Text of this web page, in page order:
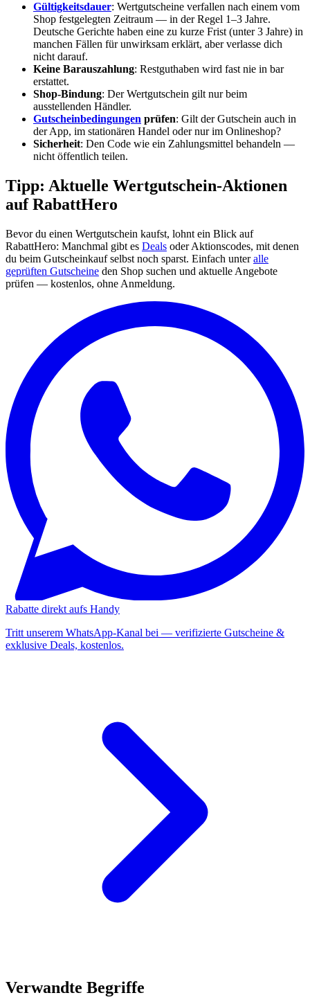
Gültigkeitsdauer: Wertgutscheine verfallen nach einem vom
Shop festgelegten Zeitraum — in der Regel 1–3 Jahre.
Deutsche Gerichte haben eine zu kurze Frist (unter 3 Jahre) in
manchen Fällen für unwirksam erklärt, aber verlasse dich
nicht darauf.
Keine Barauszahlung: Restguthaben wird fast nie in bar
erstattet.
Shop-Bindung: Der Wertgutschein gilt nur beim
ausstellenden Händler.
Gutscheinbedingungen prüfen: Gilt der Gutschein auch in
der App, im stationären Handel oder nur im Onlineshop?
Sicherheit: Den Code wie ein Zahlungsmittel behandeln —
nicht öffentlich teilen.
Tipp: Aktuelle Wertgutschein-Aktionen
auf RabattHero
Bevor du einen Wertgutschein kaufst, lohnt ein Blick auf
RabattHero: Manchmal gibt es Deals oder Aktionscodes, mit denen
du beim Gutscheinkauf selbst noch sparst. Einfach unteralle
geprüften Gutscheine den Shop suchen und aktuelle Angebote
prüfen — kostenlos, ohne Anmeldung.
Rabatte direkt aufs Handy
Tritt unserem WhatsApp-Kanal bei — verifizierte Gutscheine &
exklusive Deals, kostenlos.
Verwandte Begriffe